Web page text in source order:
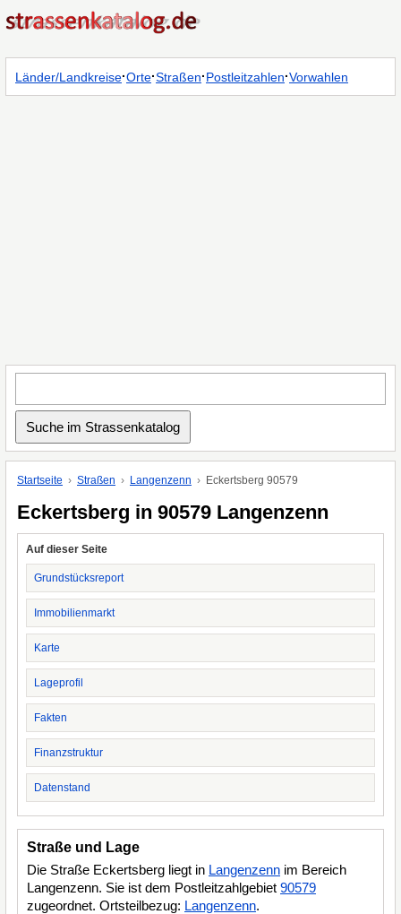
Länder/Landkreise·Orte·Straßen·Postleitzahlen·Vorwahlen
Startseite Straßen Langenzenn Eckertsberg 90579
Eckertsberg in 90579 Langenzenn
Auf dieser Seite
Grundstücksreport
Immobilienmarkt
Karte
Lageprofil
Fakten
Finanzstruktur
Datenstand
Straße und Lage
Die Straße Eckertsberg liegt in Langenzenn im Bereich
Langenzenn. Sie ist dem Postleitzahlgebiet 90579
zugeordnet. Ortsteilbezug: Langenzenn.